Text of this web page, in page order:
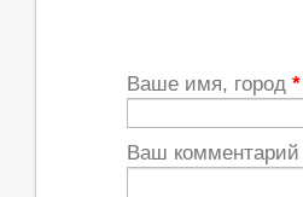
Ваше имя, город *
Ваш